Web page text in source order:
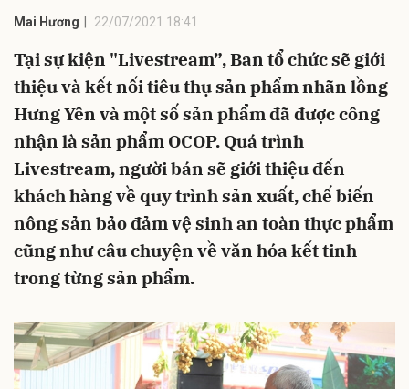
Mai Hương 22/07/2021 18:41
Tại sự kiện "Livestream”, Ban tổ chức sẽ giới
thiệu và kết nối tiêu thụ sản phẩm nhãn lồng
Hưng Yên và một số sản phẩm đã được công
nhận là sản phẩm OCOP. Quá trình
Livestream, người bán sẽ giới thiệu đến
khách hàng về quy trình sản xuất, chế biến
nông sản bảo đảm vệ sinh an toàn thực phẩm
cũng như câu chuyện về văn hóa kết tinh
trong từng sản phẩm.